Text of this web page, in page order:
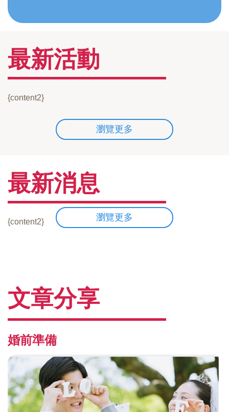
最新活動
{content2}
瀏覽更多
最新消息
{content2} 瀏覽更多
文章分享
婚前準備